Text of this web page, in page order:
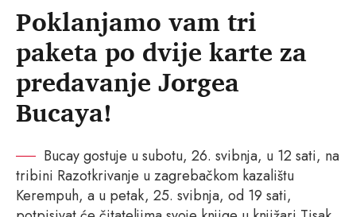
Poklanjamo vam tri
paketa po dvije karte za
predavanje Jorgea
Bucaya!
Bucay gostuje u subotu, 26. svibnja, u 12 sati, na
tribini Razotkrivanje u zagrebačkom kazalištu
Kerempuh, a u petak, 25. svibnja, od 19 sati,